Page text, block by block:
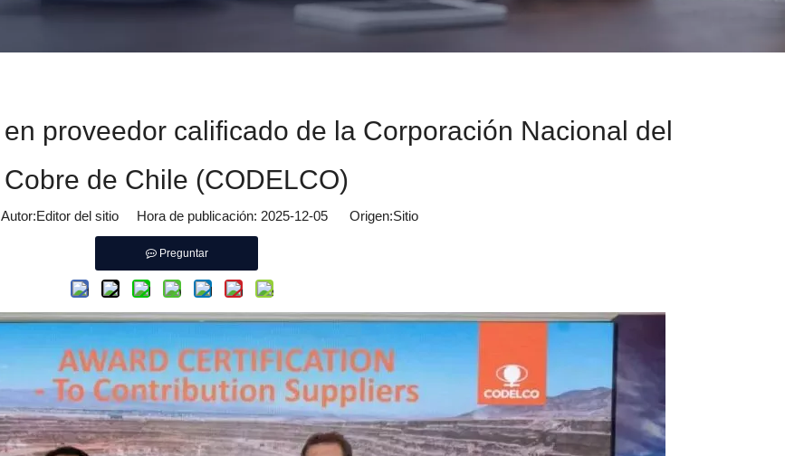
proveedor calificado de la Corporación Nacional del
Cobre de Chile (CODELCO)
del sitio Hora de publicación: 2025-12-05 Origen:Sitio
Preguntar